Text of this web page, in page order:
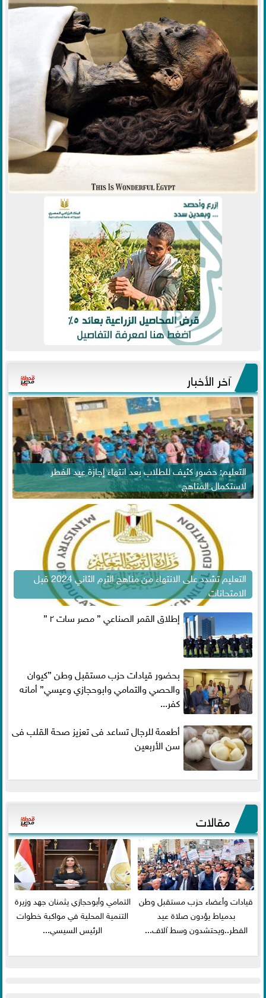
آخر الأخبار
التعليم: حضور كثيف للطلاب بعد انتهاء إجازة عيد الفطر
لاستكمال المناهج
التعليم تشدد على الانتهاء من مناهج الترم الثاني 2024 قبل
الامتحانات
إطلاق القمر الصناعي ” مصر سات ٢ ”
بحضور قيادات حزب مستقبل وطن ”كيوان
والحصي والتمامي وابوحجازي وعيسي” أمانه
كفر...
أطعمة للرجال تساعد فى تعزيز صحة القلب فى
سن الأربعين
مقالات
قيادات وأعضاء حزب مستقبل وطن
بدمياط يؤدون صلاة عيد
الفطر..ويحتشدون وسط آلاف...
التمامي وأبوحجازي يثمنان جهد وزيرة
التنمية المحلية في مواكبة خطوات
الرئيس السيسي...